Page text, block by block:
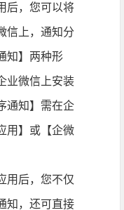
后，您可以将
信上，通知分
知】两种形
业微信上安装
通知】需在企
用】或【企微
用后，您不仅
知，还可直接